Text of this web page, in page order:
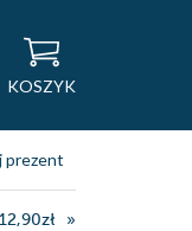
KOSZYK
prezent